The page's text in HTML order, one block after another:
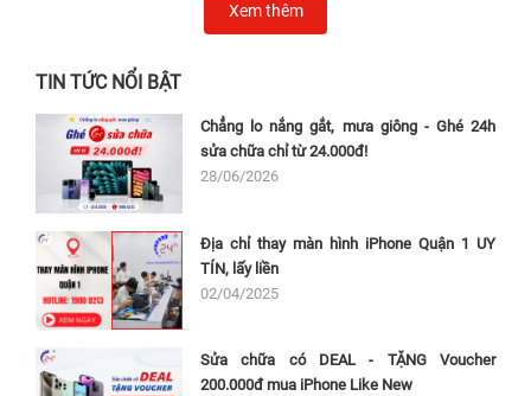
Xem thêm
TIN TỨC NỔI BẬT
Chẳng lo nắng gắt, mưa giông - Ghé 24h
sửa chữa chỉ từ 24.000đ!
28/06/2026
Địa chỉ thay màn hình iPhone Quận 1 UY
TÍN, lấy liền
02/04/2025
Sửa chữa có DEAL - TẶNG Voucher
200.000đ mua iPhone Like New